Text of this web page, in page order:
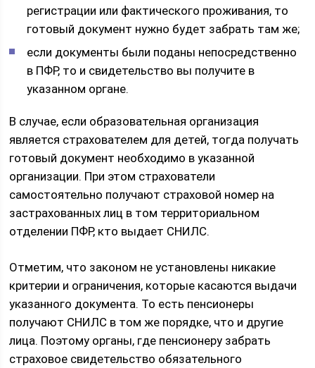
регистрации или фактического проживания, то
готовый документ нужно будет забрать там же;
если документы были поданы непосредственно
в ПФР, то и свидетельство вы получите в
указанном органе.
В случае, если образовательная организация
является страхователем для детей, тогда получать
готовый документ необходимо в указанной
организации. При этом страхователи
самостоятельно получают страховой номер на
застрахованных лиц в том территориальном
отделении ПФР, кто выдает СНИЛС.
Отметим, что законом не установлены никакие
критерии и ограничения, которые касаются выдачи
указанного документа. То есть пенсионеры
получают СНИЛС в том же порядке, что и другие
лица. Поэтому органы, где пенсионеру забрать
страховое свидетельство обязательного